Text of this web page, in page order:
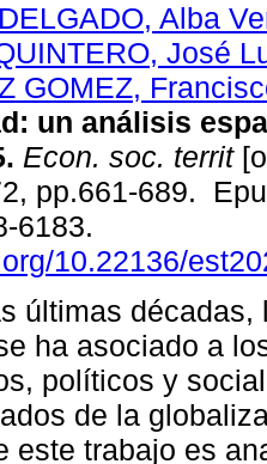
Alba
José
GOMEZ,
un análisis
Econ. soc. territ
pp.661-689.
6183.
10.22136/
últimas décadas,
ha asociado a
políticos y
de la
este trabajo es